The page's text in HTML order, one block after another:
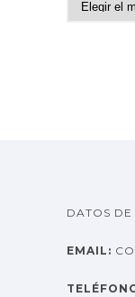
r
DATOS
EMAIL: